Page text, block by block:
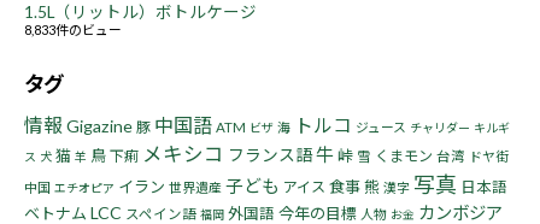
1.5L（リットル）ボトルケージ
8,833件のビュー
タグ
情報 Gigazine 豚 中国語 ATM ビザ 海 トルコ ジュース チャリダー キルギ
ス 犬 猫 羊 鳥 下痢 メキシコ フランス語牛峠 雪 くまモン 台湾 ドヤ街
中国 エチオピア イラン 世界遺産 子ども アイス 食事熊 漢字 写真 日本語
ベトナム LCC スペイン語 福岡 外国語 今年の目標 人物 お金 カンボジア